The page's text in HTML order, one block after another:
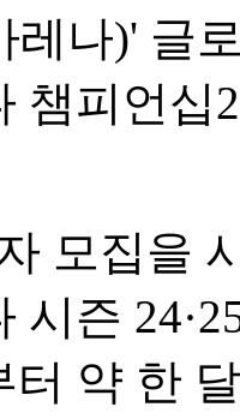
레나)' 글
챔피언십
모집을
시즌
터 약 한